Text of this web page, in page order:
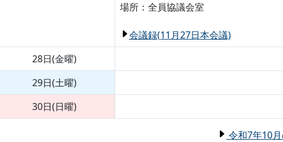
場所：全員協議会室
会議録(11月27日本会議)
28日(金曜)
29日(土曜)
30日(日曜)
令和7年10